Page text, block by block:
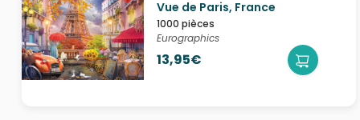
Vue de Paris, France
1000 pièces
Eurographics
13,95€